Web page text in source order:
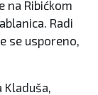
na Ribićkom
Radi
se usporeno,